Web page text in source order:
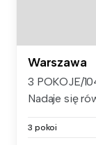
Warszawa
3 POKOJE/
Nadaje się
3 pokoi